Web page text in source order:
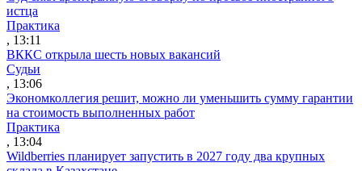
истца
Практика
, 13:11
ВККС открыла шесть новых вакансий
Судьи
, 13:06
Экономколлегия решит, можно ли уменьшить сумму гарантии
на стоимость выполненных работ
Практика
, 13:04
Wildberries планирует запустить в 2027 году два крупных